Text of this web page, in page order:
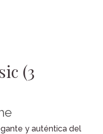
(3
y auténtica del